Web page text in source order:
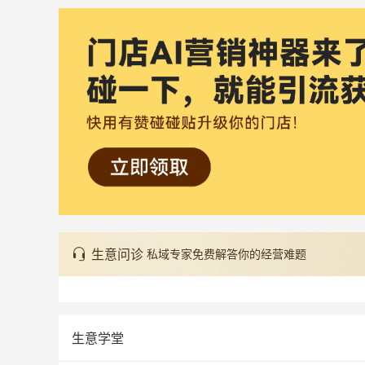
生意问诊 私域专家免费解答你的经营难题
生意学堂